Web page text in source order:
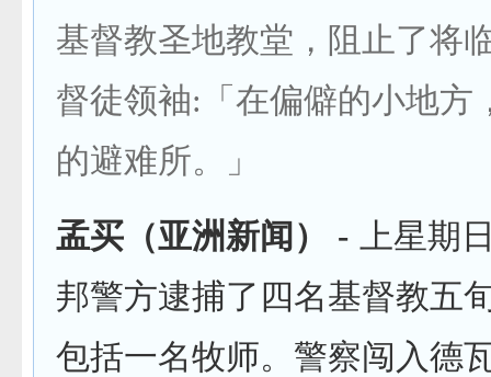
基督教圣地教堂，阻止了将
督徒领袖:「在偏僻的小地方
的避难所。」
孟买（亚洲新闻） - 上星期
邦警方逮捕了四名基督教五
包括一名牧师。警察闯入德